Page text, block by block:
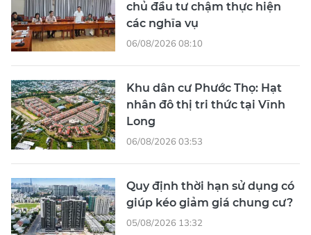
chủ đầu tư chậm thực hiện
các nghĩa vụ
06/08/2026 08:10
Khu dân cư Phước Thọ: Hạt
nhân đô thị tri thức tại Vĩnh
Long
06/08/2026 03:53
Quy định thời hạn sử dụng có
giúp kéo giảm giá chung cư?
05/08/2026 13:32